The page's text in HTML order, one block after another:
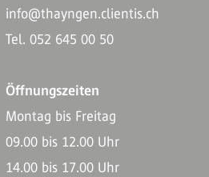
info@thayngen.clientis.ch
Tel. 052 645 00 50
Öffnungszeiten
Montag bis Freitag
09.00 bis 12.00 Uhr
14.00 bis 17.00 Uhr